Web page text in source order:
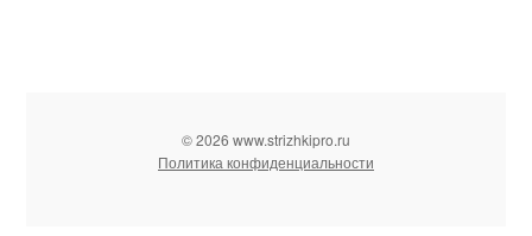
© 2026 www.strizhkipro.ru
Политика конфиденциальности